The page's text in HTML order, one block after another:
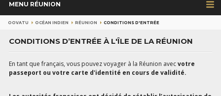
MENU RÉUNION
OOVATU OCÉAN INDIEN RÉUNION CONDITIONS D'ENTRÉE
CONDITIONS D’ENTRÉE À L'ÎLE DE LA RÉUNION
En tant que français, vous pouvez voyager à la Réunion avecvotre
passeport ou votre carte d'identité en cours de validité.